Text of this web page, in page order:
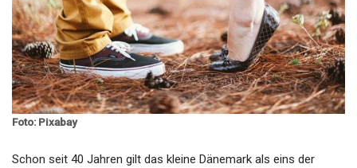
Foto: Pixabay
Schon seit 40 Jahren gilt das kleine Dänemark als eins der